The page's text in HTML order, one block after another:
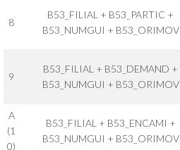
8
B53_FILIAL + B53_PARTIC +
B53_NUMGUI + B53_ORIMOV
9
B53_FILIAL + B53_DEMAND +
B53_NUMGUI + B53_ORIMOV
A
(1
0)
B53_FILIAL + B53_ENCAMI +
B53_NUMGUI + B53_ORIMOV